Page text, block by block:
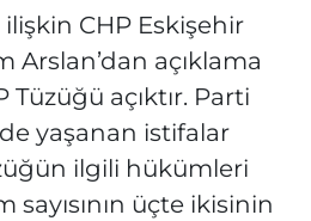
CHP Eskişehir
Arslan’dan açıklama
Tüzüğü açıktır. Parti
yaşanan istifalar
ilgili hükümleri
üçte ikisinin